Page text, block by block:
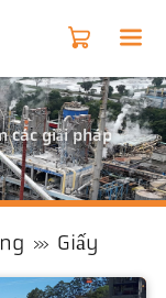
các giải pháp
Giấy